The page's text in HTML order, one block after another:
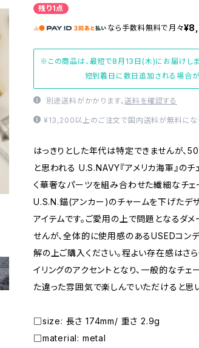
残り1点
なら 手数料無料で 月々
※この商品は、最短で8月13日(木)にお届けしま
短到着日に数日追加される場合が
別途送料がかかります。送料を確認する
¥13,200以上のご注文で国内送料が無料にな
はっきりとした年代は特定できませんが、
と思われる U.S.NAVY『アメリカ海軍』のチ
く華奢なパーツを組み合わせた繊細なチ
U.S.N.錨(アンカー)のチャームを下げたデ
アイテムです。ご愛用の上で問題となるダ
せんが、全体的に使用感のあるUSEDコン
解の上ご購入ください。程よい存在感はさ
イリングのアクセントとなり、一般的なチェ
た違った雰囲気で楽しんでいただけると思
□size: 長さ 174mm/ 重さ 2.9g
□material: metal